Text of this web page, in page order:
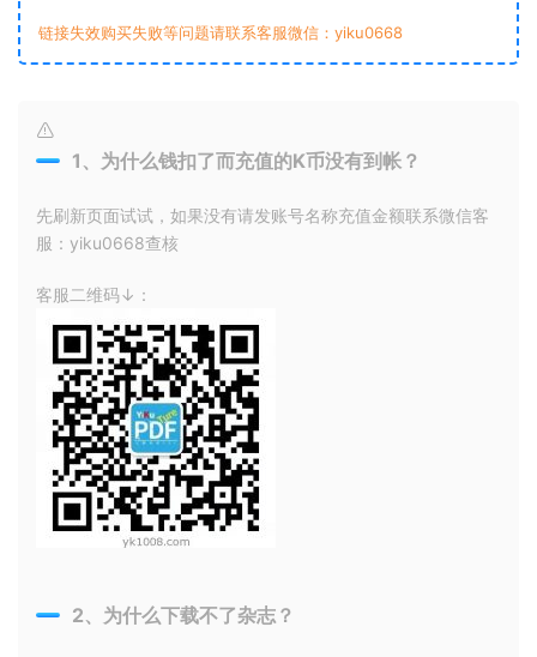
链接失效购买失败等问题请联系客服微信：yiku0668
1、为什么钱扣了而充值的K币没有到帐？
先刷新页面试试，如果没有请发账号名称充值金额联系微信客
服：yiku0668查核
客服二维码↓：
2、为什么下载不了杂志？